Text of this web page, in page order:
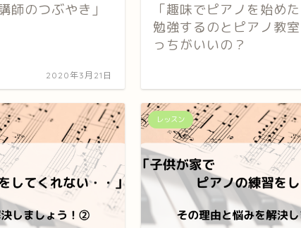
師のつぶやき」
2020年3月21日
「趣味でピアノを始め
勉強するのとピアノ教
っちがいいの？
レッスン